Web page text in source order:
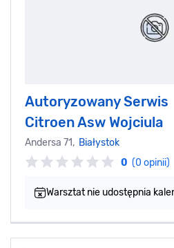
Autoryzowany Serwis
Citroen Asw Wojciula
Andersa 71, Białystok
0 (0 opinii)
Warsztat nie udostępnia